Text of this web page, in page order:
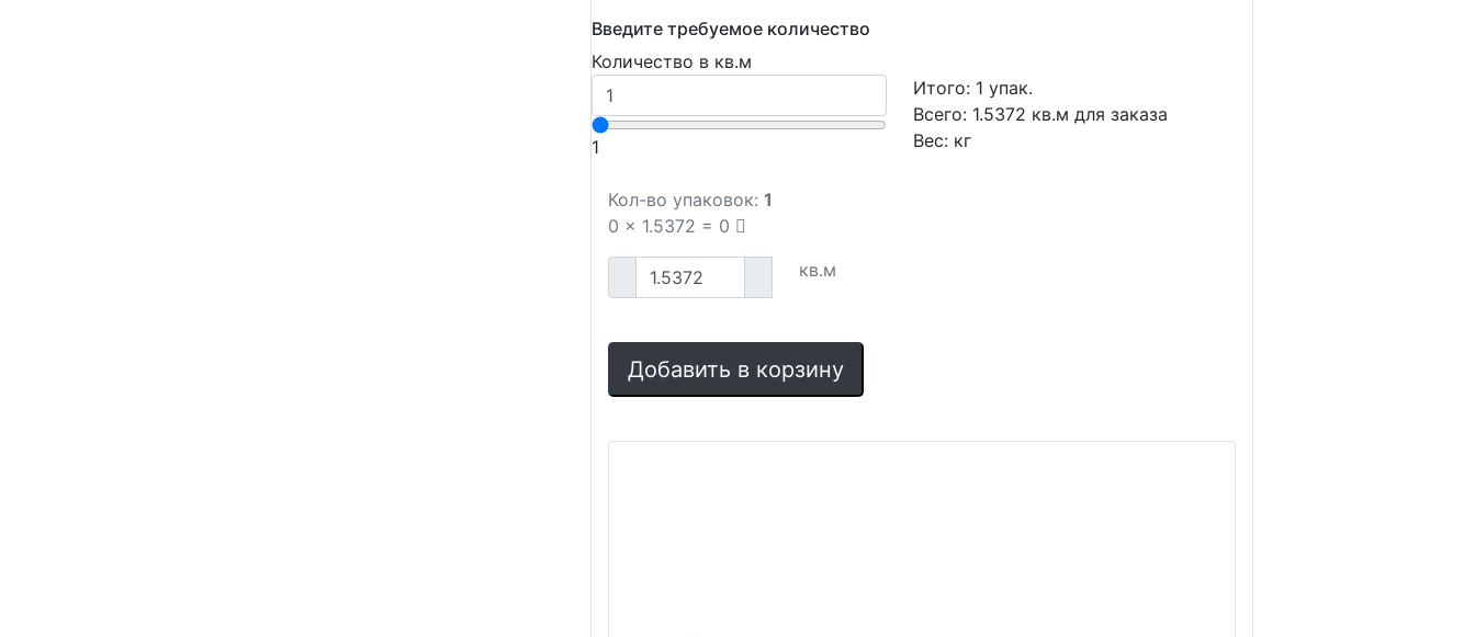
Введите требуемое количество
Количество в кв.м
1
Итого: 1 упак.
Всего: 1.5372 кв.м для заказа
Вес: кг
Кол-во упаковок: 1
0 x 1.5372 = 0
кв.м
Добавить в корзину